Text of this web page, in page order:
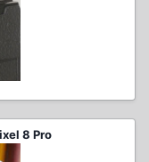
8 Pro